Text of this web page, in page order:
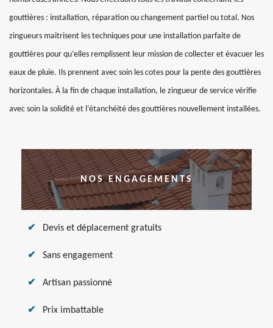
gouttières : installation, réparation ou changement partiel ou total. Nos
zingueurs maitrisent les techniques pour une installation parfaite de
gouttières pour qu’elles remplissent leur mission de collecter et évacuer les
eaux de pluie. Ils prennent avec soin les cotes pour la pente des gouttières
horizontales. À la fin de chaque installation, le zingueur de service vérifie
avec soin la solidité et l’étanchéité des gouttières nouvellement installées.
NOS ENGAGEMENTS
Devis et déplacement gratuits
Sans engagement
Artisan passionné
Prix imbattable